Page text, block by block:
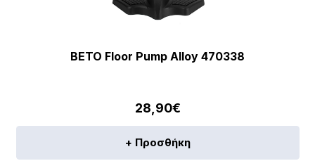
BETO Floor Pump Alloy 470338
28,90€
+ Προσθήκη